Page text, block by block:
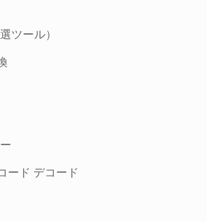
ツール）
ード デコード